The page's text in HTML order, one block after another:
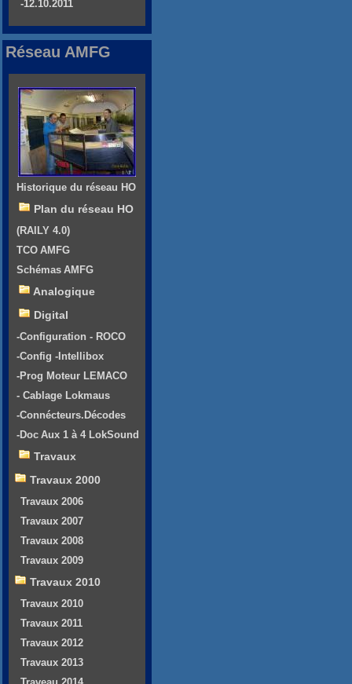
-12.10.2011
Réseau AMFG
Historique du réseau HO
Plan du réseau HO
(RAILY 4.0)
TCO AMFG
Schémas AMFG
Analogique
Digital
-Configuration - ROCO
-Config -Intellibox
-Prog Moteur LEMACO
- Cablage Lokmaus
-Connécteurs.Décodes
-Doc Aux 1 à 4 LokSound
Travaux
Travaux 2000
Travaux 2006
Travaux 2007
Travaux 2008
Travaux 2009
Travaux 2010
Travaux 2010
Travaux 2011
Travaux 2012
Travaux 2013